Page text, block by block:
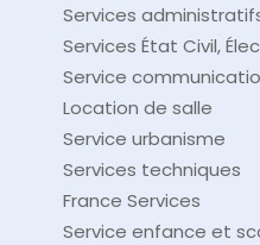
Services
Services État Civil,
Service
Location de salle
Service urbanisme
Services techniques
France Services
Service enfance et